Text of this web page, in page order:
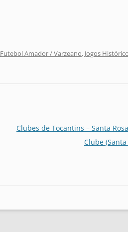
Futebol Amador / Varzeano, Jogos
Clubes de Tocantins – Santa
Clube (Santa